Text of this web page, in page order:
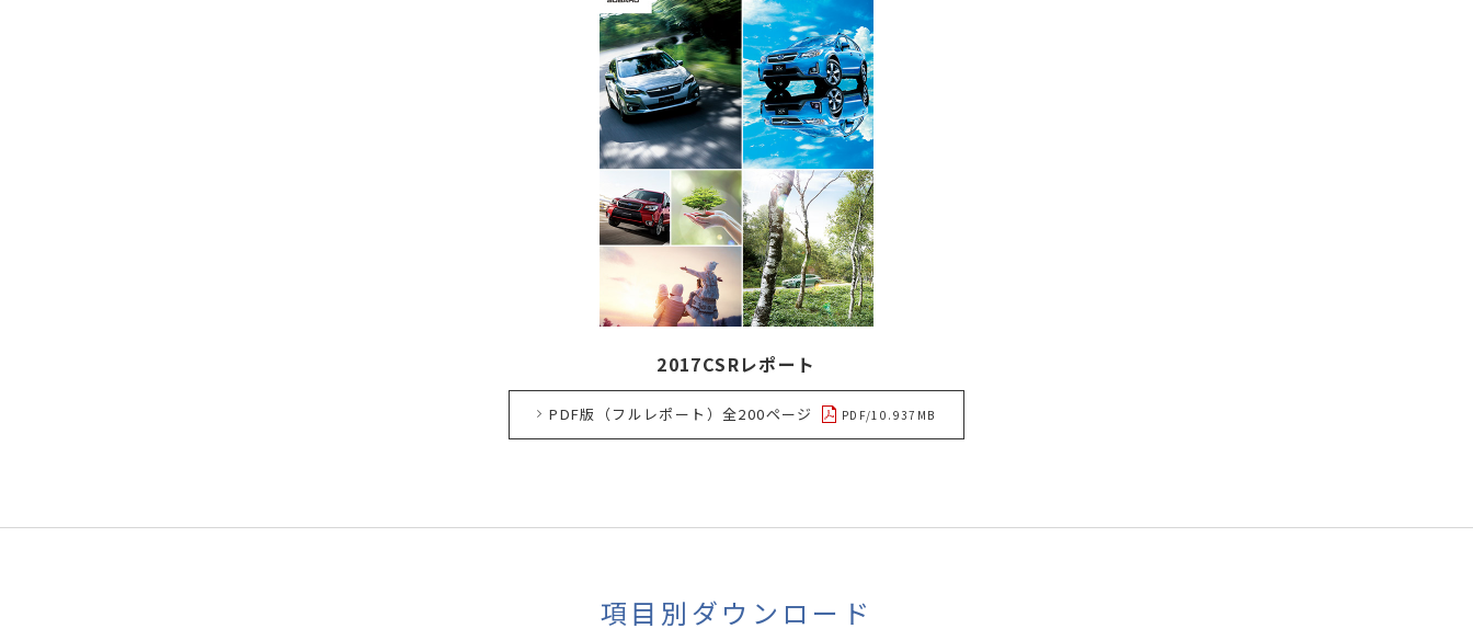
2017CSRレポート
PDF版（フルレポート）全200ページ PDF/10.937MB
項目別ダウンロード